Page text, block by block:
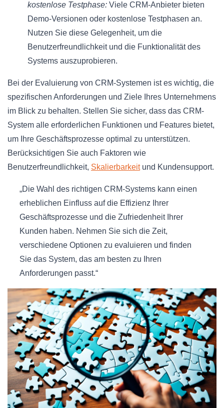
kostenlose Testphase: Viele CRM-Anbieter bieten
Demo-Versionen oder kostenlose Testphasen an.
Nutzen Sie diese Gelegenheit, um die
Benutzerfreundlichkeit und die Funktionalität des
Systems auszuprobieren.
Bei der Evaluierung von CRM-Systemen ist es wichtig, die
spezifischen Anforderungen und Ziele Ihres Unternehmens
im Blick zu behalten. Stellen Sie sicher, dass das CRM-
System alle erforderlichen Funktionen und Features bietet,
um Ihre Geschäftsprozesse optimal zu unterstützen.
Berücksichtigen Sie auch Faktoren wie
Benutzerfreundlichkeit, Skalierbarkeitund Kundensupport.
„Die Wahl des richtigen CRM-Systems kann einen
erheblichen Einfluss auf die Effizienz Ihrer
Geschäftsprozesse und die Zufriedenheit Ihrer
Kunden haben. Nehmen Sie sich die Zeit,
verschiedene Optionen zu evaluieren und finden
Sie das System, das am besten zu Ihren
Anforderungen passt.“